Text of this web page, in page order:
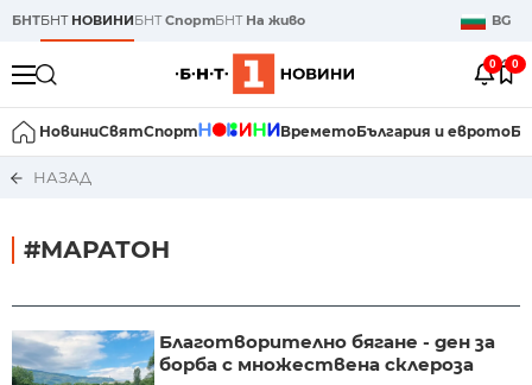
БНТБНТ НОВИНИБНТСпортБНТ На живо BG
0 0
НовиниСвятСпорт ВреметоБългария и еврото
НАЗАД
#МАРАТОН
Благотворително бягане - ден за
борба с множествена склероза